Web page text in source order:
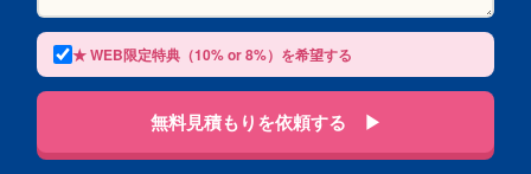
★ WEB限定特典（10% or 8%）を希望する
無料見積もりを依頼する ▶